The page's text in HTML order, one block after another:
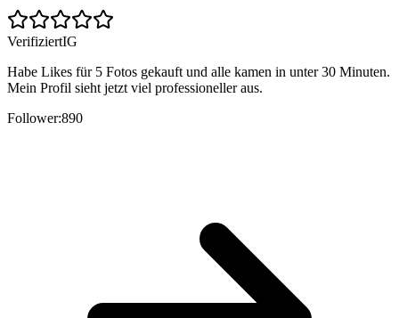
VerifiziertIG
Habe Likes für 5 Fotos gekauft und alle kamen in unter 30 Minuten.
Mein Profil sieht jetzt viel professioneller aus.
Follower:890